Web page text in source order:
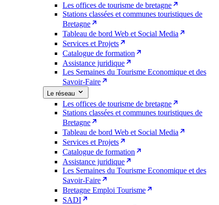
Les offices de tourisme de bretagne
Stations classées et communes touristiques de
Bretagne
Tableau de bord Web et Social Media
Services et Projets
Catalogue de formation
Assistance juridique
Les Semaines du Tourisme Economique et des
Savoir-Faire
Le réseau
Les offices de tourisme de bretagne
Stations classées et communes touristiques de
Bretagne
Tableau de bord Web et Social Media
Services et Projets
Catalogue de formation
Assistance juridique
Les Semaines du Tourisme Economique et des
Savoir-Faire
Bretagne Emploi Tourisme
SADI